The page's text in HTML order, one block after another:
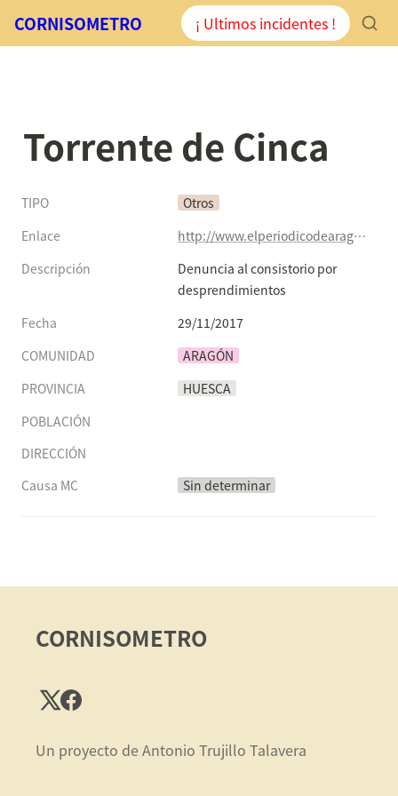
CORNISOMETRO ¡ Ultimos incidentes !
Torrente de Cinca
TIPO
Otros
Enlace
http://www.elperiodicodearagon.com/noticias/aragon/denuncia-consistorio-desprendimientos_1246245.html
Descripción
Denuncia al consistorio por
desprendimientos
Fecha
29/11/2017
COMUNIDAD
ARAGÓN
PROVINCIA
HUESCA
POBLACIÓN
DIRECCIÓN
Causa MC
Sin determinar
CORNISOMETRO
Un proyecto de Antonio Trujillo Talavera